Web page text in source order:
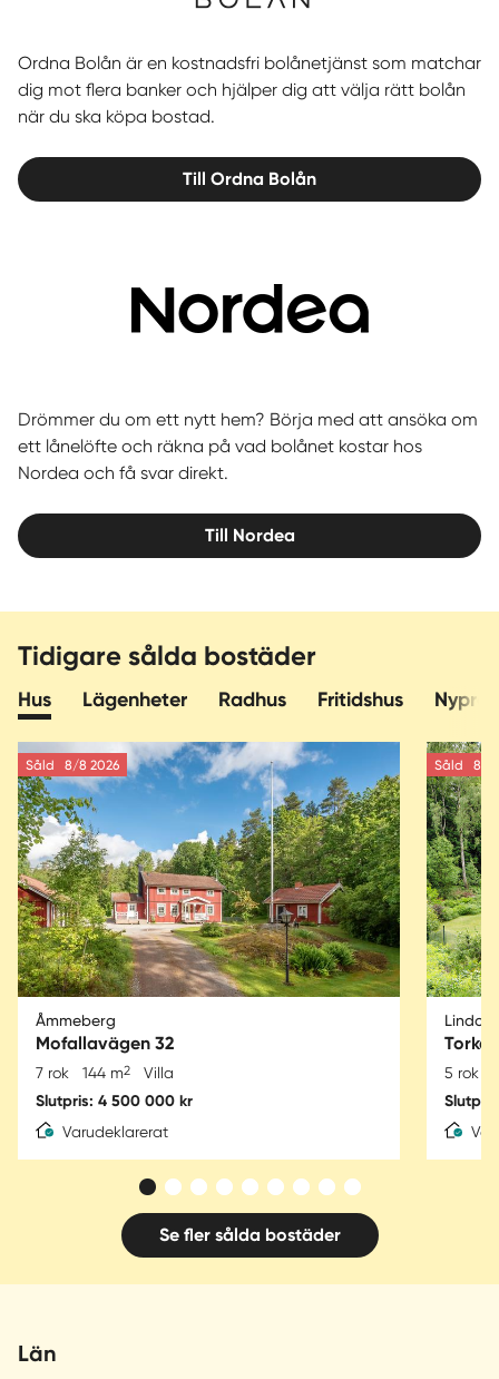
Ordna Bolån är en kostnadsfri bolånetjänst som matchar
dig mot flera banker och hjälper dig att välja rätt bolån
när du ska köpa bostad.
Till Ordna Bolån
Drömmer du om ett nytt hem? Börja med att ansöka om
ett lånelöfte och räkna på vad bolånet kostar hos
Nordea och få svar direkt.
Till Nordea
Tidigare sålda bostäder
Hus Lägenheter Radhus Fritidshus
Såld 8/8 2026
Åmmeberg
Mofallavägen 32
7 rok 144 m2 Villa
Slutpris: 4 500 000 kr
Varudeklarerat
Såld 8/8
5 rok
Se fler sålda bostäder
Län